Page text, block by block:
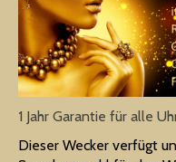
1 Jahr Garantie für alle
Dieser Wecker verfügt